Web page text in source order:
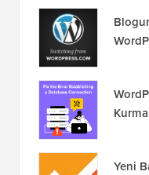
Yeni